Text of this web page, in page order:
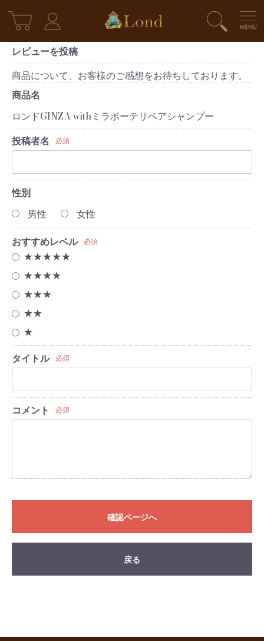
レビューを投稿
商品について、お客様のご感想をお待ちしております。
商品名
ロンドGINZA withミラボーテリペアシャンプー
投稿者名
必須
性別
男性
女性
おすすめレベル 必須
★★★★★
★★★★
★★★
★★
★
タイトル 必須
コメント 必須
確認ページへ
戻る